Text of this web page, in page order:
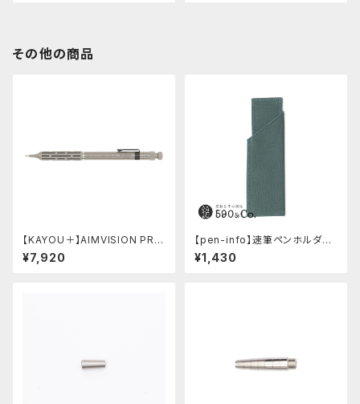
その他の商品
【KAYOU＋】AIMVISION PR
O/エイムビジョンプロ (チタニウ
ムゴールド)
¥7,920
【pen-info】速筆ペンホルダー
590&Co.別注色 (アクアブル
ー)
¥1,430